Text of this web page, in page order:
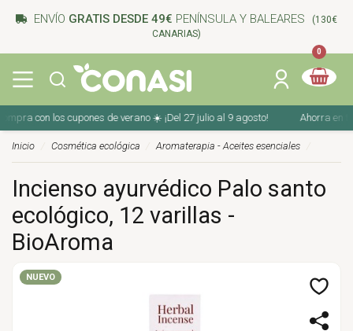
ENVÍO GRATIS DESDE 49€ PENÍNSULA Y BALEARES
(130€
CANARIAS)
0
con los cupones de verano ☀️ ¡Del 27 julio al 9 agosto! Ahorra en tu
Inicio Cosmética ecológica Aromaterapia - Aceites esenciales
Incienso ayurvédico Palo santo
ecológico, 12 varillas -
BioAroma
NUEVO